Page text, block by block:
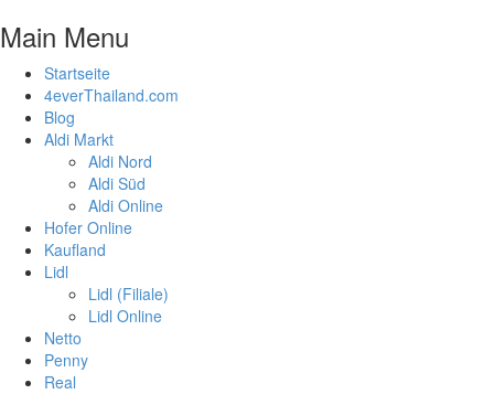
Main Menu
Startseite
4everThailand.com
Blog
Aldi Markt
Aldi Nord
Aldi Süd
Aldi Online
Hofer Online
Kaufland
Lidl
Lidl (Filiale)
Lidl Online
Netto
Penny
Real